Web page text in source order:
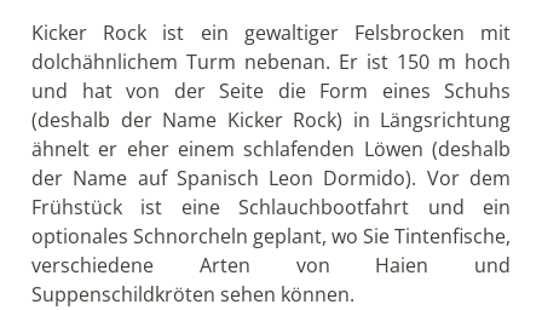
Kicker Rock ist ein gewaltiger Felsbrocken mit
dolchähnlichem Turm nebenan. Er ist 150 m hoch
und hat von der Seite die Form eines Schuhs
(deshalb der Name Kicker Rock) in Längsrichtung
ähnelt er eher einem schlafenden Löwen (deshalb
der Name auf Spanisch Leon Dormido). Vor dem
Frühstück ist eine Schlauchbootfahrt und ein
optionales Schnorcheln geplant, wo Sie Tintenﬁsche,
verschiedene Arten von Haien und
Suppenschildkröten sehen können.